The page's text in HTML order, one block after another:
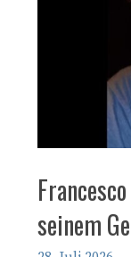
seinem